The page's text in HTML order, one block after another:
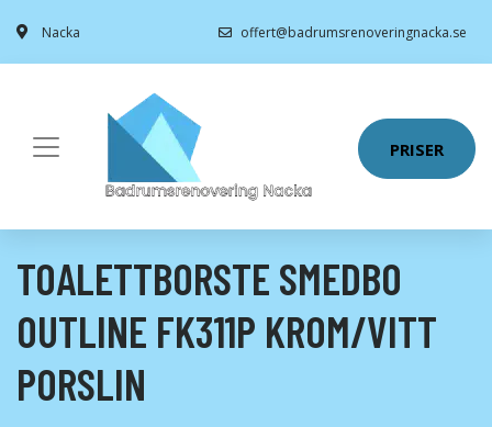
Nacka offert@badrumsrenoveringnacka.se
PRISER
TOALETTBORSTE SMEDBO
OUTLINE FK311P KROM/VITT
PORSLIN